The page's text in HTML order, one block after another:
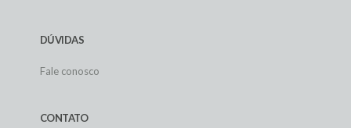
DÚVIDAS
Fale conosco
CONTATO